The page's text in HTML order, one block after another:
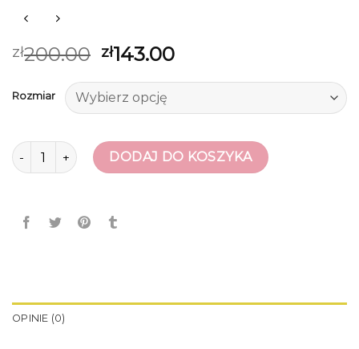
zł200.00 zł143.00
Rozmiar
ilość buty dziecięceDODAJ DO KOSZYKA
OPINIE (0)